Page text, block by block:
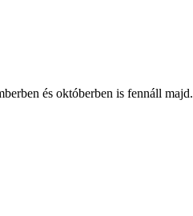
és októberben is fennáll majd.